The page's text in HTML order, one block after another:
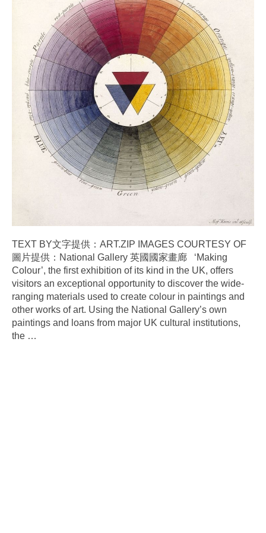
TEXT BY文字提供：ART.ZIP IMAGES COURTESY OF
圖片提供：National Gallery 英國國家畫廊 ‘Making
Colour’, the first exhibition of its kind in the UK, offers
visitors an exceptional opportunity to discover the wide-
ranging materials used to create colour in paintings and
other works of art. Using the National Gallery’s own
paintings and loans from major UK cultural institutions,
the …